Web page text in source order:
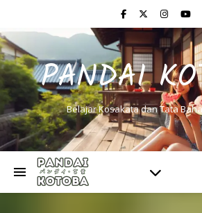
PANDAI
Belajar Kosakata dan Tata